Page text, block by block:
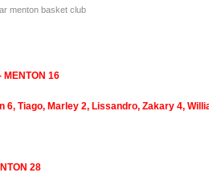
menton basket club
MENTON 16
6, Tiago, Marley 2, Lissandro, Zakary 4,
28